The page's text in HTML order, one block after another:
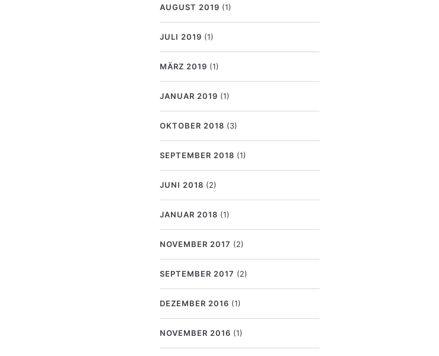
AUGUST 2019 (1)
JULI 2019 (1)
MÄRZ 2019 (1)
JANUAR 2019 (1)
OKTOBER 2018 (3)
SEPTEMBER 2018 (1)
JUNI 2018 (2)
JANUAR 2018 (1)
NOVEMBER 2017 (2)
SEPTEMBER 2017 (2)
DEZEMBER 2016 (1)
NOVEMBER 2016 (1)